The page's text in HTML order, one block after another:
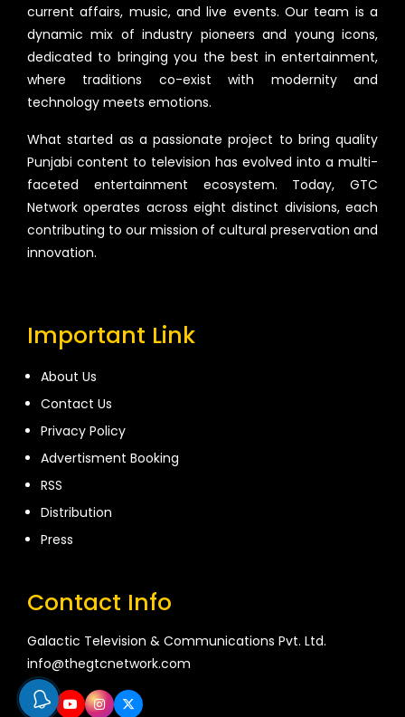
current affairs, music, and live events. Our team is a
dynamic mix of industry pioneers and young icons,
dedicated to bringing you the best in entertainment,
where traditions co-exist with modernity and
technology meets emotions.
What started as a passionate project to bring quality
Punjabi content to television has evolved into a multi-
faceted entertainment ecosystem. Today, GTC
Network operates across eight distinct divisions, each
contributing to our mission of cultural preservation and
innovation.
Important Link
About Us
Contact Us
Privacy Policy
Advertisment Booking
RSS
Distribution
Press
Contact Info
Galactic Television & Communications Pvt. Ltd.
info@thegtcnetwork.com